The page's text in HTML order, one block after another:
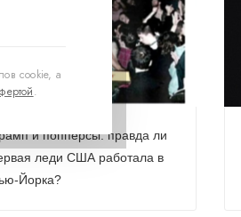
cookie, а
.
и попперсы: правда ли
леди США работала в
Йорка?